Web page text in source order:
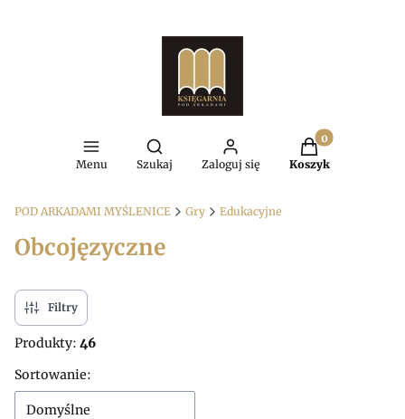
Menu
Otwórz wyszukiwarkę
Szukaj Zaloguj się
Produkty w
Koszyk
POD ARKADAMI MYŚLENICE Gry Edukacyjne
Obcojęzyczne
Filtry
Produkty: 46
Lista produktów
Sortowanie:
Domyślne